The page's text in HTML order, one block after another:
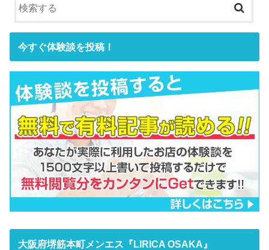
今すぐ体験談を投稿！
大阪府堺筋本町メンエス『LIRICA OSAKA』